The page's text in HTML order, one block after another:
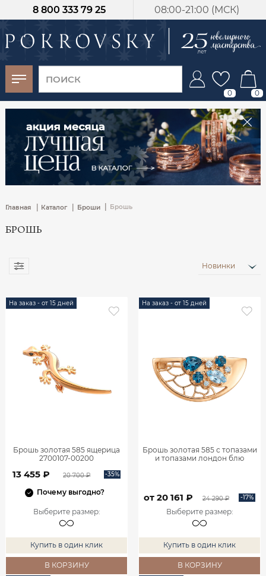
08:00-21:00 (МСК)
8 800 333 79 25
0 0
Главная | Каталог | Броши Брошь
БРОШЬ
Новинки
На заказ - от 15 дней
Брошь золотая 585 ящерица
2700107-00200
13 455 ₽ 20 700 ₽ -35%
Почему выгодно?
Выберите размер:
Купить в один клик
В КОРЗИНУ
На заказ - от 15 дней
Брошь золотая 585 с топазами
и топазами лондон блю
от 20 161 ₽ 24 290 ₽ -17%
Выберите размер:
Купить в один клик
В КОРЗИНУ
-30%
от 15 дней с
момента оплаты